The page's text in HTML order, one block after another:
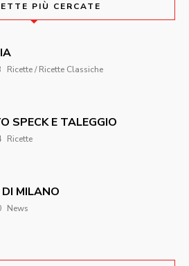
PIÙ CERCATE
Ricette / Ricette Classiche
SPECK E TALEGGIO
Ricette
MILANO
News